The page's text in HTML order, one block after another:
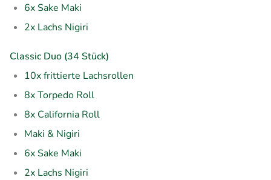
6x Sake Maki
2x Lachs Nigiri
Classic Duo (34 Stück)
10x frittierte Lachsrollen
8x Torpedo Roll
8x California Roll
Maki & Nigiri
6x Sake Maki
2x Lachs Nigiri